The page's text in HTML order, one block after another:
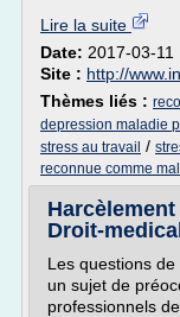
Lire la suite
Date: 2017-03-11
Site : http://
Thèmes liés :
depression maladie
stress au travail /
reconnue comme
Droit-
Les questions
un sujet de
professionnels